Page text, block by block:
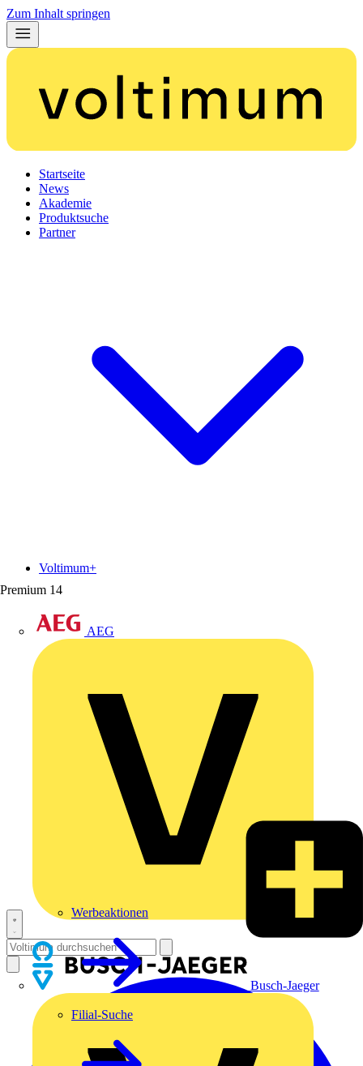
Zum Inhalt springen
Startseite
News
Akademie
Produktsuche
Partner
Premium 14
AEG
Busch-Jaeger
Voltimum+
Werbeaktionen
Filial-Suche